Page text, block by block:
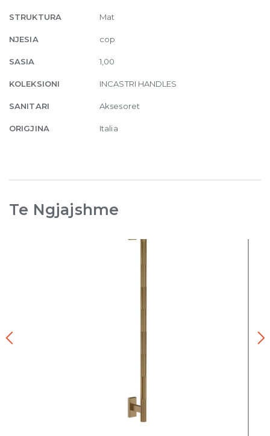
Bronze
quantity
STRUKTURA Mat
NJESIA cop
SASIA 1,00
KOLEKSIONI INCASTRI HANDLES
SANITARI Aksesoret
ORIGJINA Italia
Te Ngjajshme